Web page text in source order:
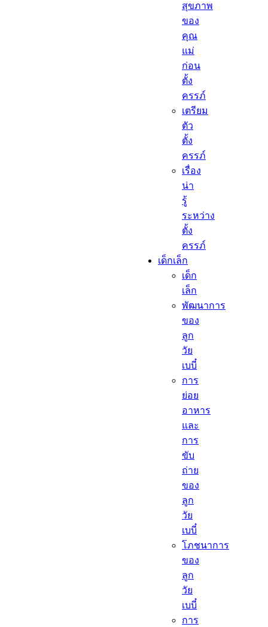
สุขภาพ
ของ
คุณ
แม่
ก่อน
ตั้ง
ครรภ์
เตรียม
ตัว
ตั้ง
ครรภ์
เรื่อง
น่า
รู้
ระหว่าง
ตั้ง
ครรภ์
เด็กเล็ก​
เด็ก
เล็ก​
พัฒนาการ
ของ
ลูก
วัย
เบบี๋
การ
ย่อย
อาหาร
และ
การ
ขับ
ถ่าย
ของ
ลูก
วัย
เบบี๋
โภชนาการ
ของ
ลูก
วัย
เบบี๋
การ